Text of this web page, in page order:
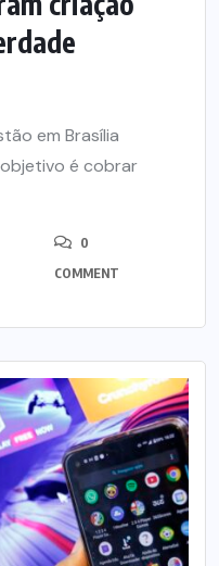
em Brasília
é cobrar
0
COMMENT